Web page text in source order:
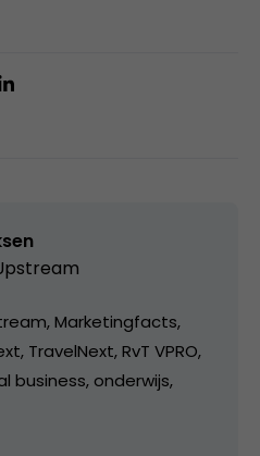
Marketingfacts,
TravelNext, RvT VPRO,
business, onderwijs,